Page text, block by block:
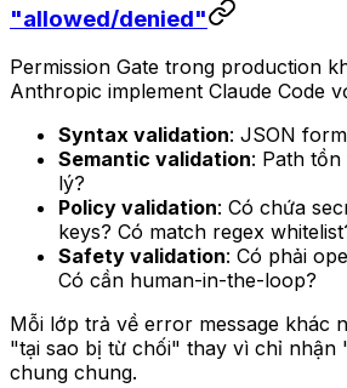
"allowed/denied"
Permission Gate trong production
Anthropic implement Claude Code
Syntax validation: JSON
Semantic validation: Path
lý?
Policy validation: Có chứa
keys? Có match regex
Safety validation: Có phải
Có cần human-in-the-loop?
Mỗi lớp trả về error message khác
"tại sao bị từ chối" thay vì chỉ nhận
chung chung.